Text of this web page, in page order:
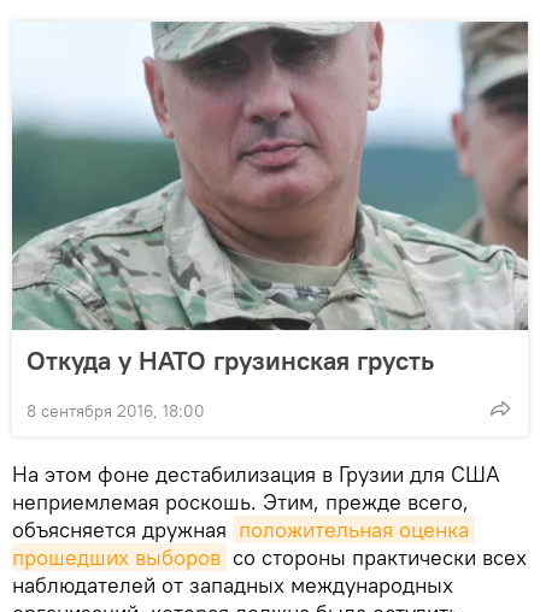
Откуда у НАТО грузинская грусть
8 сентября 2016, 18:00
На этом фоне дестабилизация в Грузии для США
неприемлемая роскошь. Этим, прежде всего,
объясняется дружная положительная оценка
прошедших выборов со стороны практически всех
наблюдателей от западных международных